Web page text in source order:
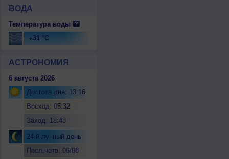
ВОДА
Температура воды
+31 °C
АСТРОНОМИЯ
6 августа 2026
Долгота дня: 13:16
Восход: 05:32
Заход: 18:48
24-й лунный день
Посл.четв. 06/08